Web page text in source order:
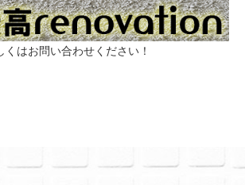
くはお問い合わせください！